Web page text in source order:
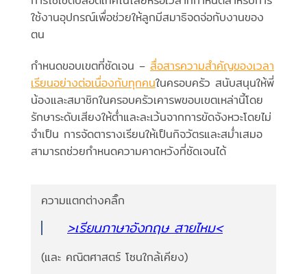
ใช้งานอุปกรณ์เพื่อช่วยให้ลูกมีสมาธิจดจ่อกับงานของ
ตน
กำหนดขอบเขตที่ชัดเจน – สื่อสารความสำคัญของเวลา
เรียนอย่างต่อเนื่องกับทุกคนในครอบครัว สนับสนุนให้พี่
น้องและสมาชิกในครอบครัวเคารพขอบเขตเหล่านี้โดย
รักษาระดับเสียงให้ต่ำและละเว้นจากการขัดจังหวะโดยไม่
จำเป็น การจัดตารางเรียนให้เป็นกิจวัตรและสม่ำเสมอ
สามารถช่วยกำหนดความคาดหวังที่ชัดเจนได้
ความแตกต่างคลิ๊ก
>เรียนภาษาอังกฤษ สายไหม<
(และ คณิตศาสตร์ โซนใกล้เคียง)